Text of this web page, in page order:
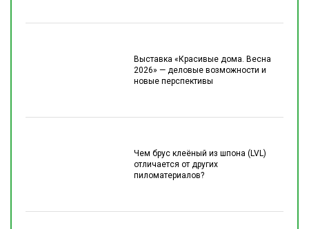
Выставка «Красивые дома. Весна
2026» — деловые возможности и
новые перспективы
Чем брус клеёный из шпона (LVL)
отличается от других
пиломатериалов?